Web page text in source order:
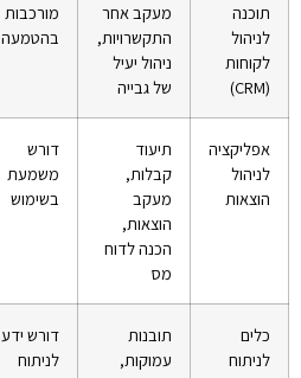
תוכנה
לניהול
לקוחות
(CRM)
מעקב אחר
התקשרויות,
ניהול יעיל
של גבייה
מורכבות
בהטמעה
אפליקציה
לניהול
הוצאות
תיעוד
קבלות,
מעקב
הוצאות,
הכנה לדוח
מס
דורש
משמעת
בשימוש
כלים
לניתוח
תובנות
עמוקות,
דורש ידע
לניתוח